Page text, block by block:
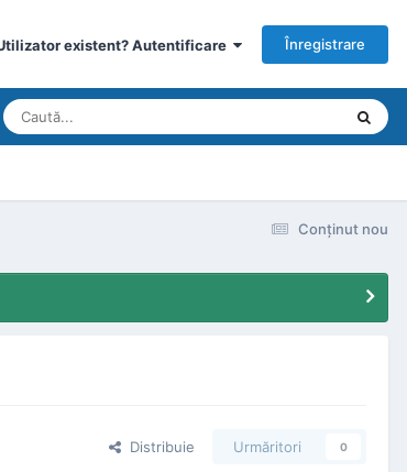
existent? Autentificare Înregistrare
Conţinut nou
Distribuie Urmăritori 0